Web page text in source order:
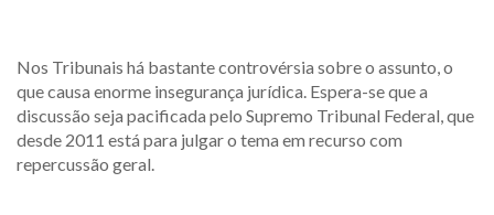
Nos Tribunais há bastante controvérsia sobre o assunto, o
que causa enorme insegurança jurídica. Espera-se que a
discussão seja pacificada pelo Supremo Tribunal Federal, que
desde 2011 está para julgar o tema em recurso com
repercussão geral.